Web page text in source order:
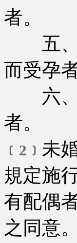
者。
五、
而受孕者
六、
者。
﹝2﹞ 未
規定施
有配偶
之同意